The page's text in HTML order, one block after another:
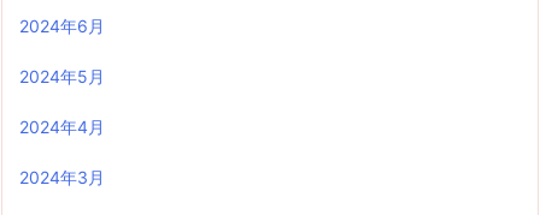
2024年6月
2024年5月
2024年4月
2024年3月